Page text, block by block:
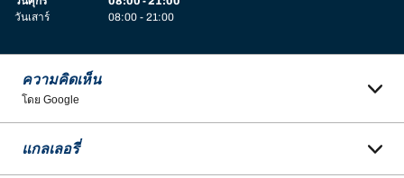
วันเสาร์
08:00 - 21:00
ความคิดเห็น
โดย Google
แกลเลอรี่